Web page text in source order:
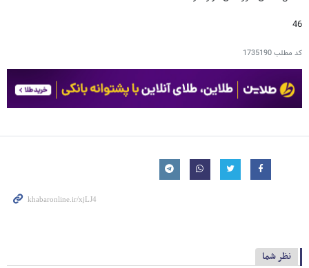
46
کد مطلب1735190
نظر شما